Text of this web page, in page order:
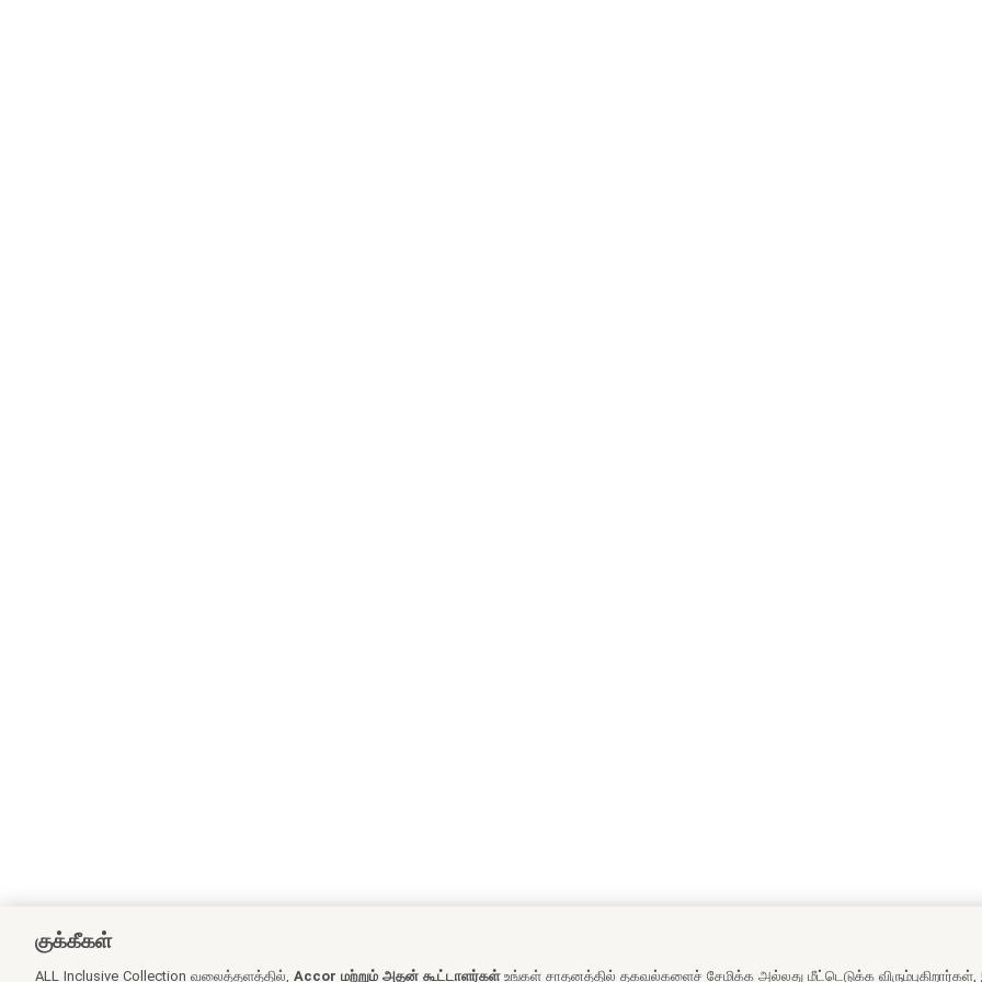
குக்கீகள்
ALL Inclusive Collection வலைத்தளத்தில், Accor மற்றும் அதன் கூட்டாளர்கள்உங்கள் சாதனத்தில் தகவல்களைச் சேமிக்க அல்லது மீட்டெடுக்க